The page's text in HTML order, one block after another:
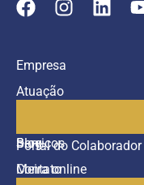
Empresa
Atuação
Blog
Contato
Portal do Colaborador
Serviços
Meira online